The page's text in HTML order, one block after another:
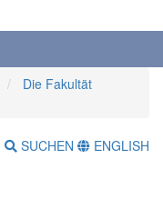
Die Fakultät
SUCHEN ENGLISH